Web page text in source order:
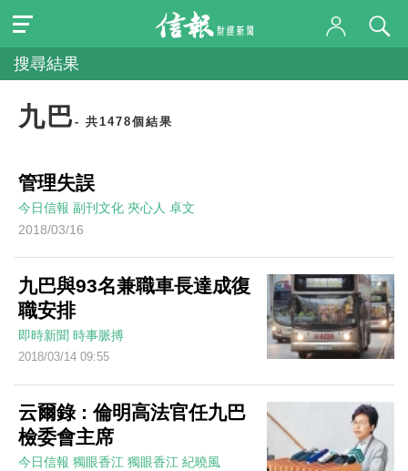
搜尋結果
九巴- 共1478個結果
管理失誤
今日信報 副刊文化 夾心人 卓文
2018/03/16
九巴與93名兼職車長達成復
職安排
即時新聞 時事脈搏
2018/03/14 09:55
云爾錄 : 倫明高法官任九巴
檢委會主席
今日信報 獨眼香江 獨眼香江 紀曉風